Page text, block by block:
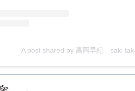
A post shared by 高岡早紀 saki